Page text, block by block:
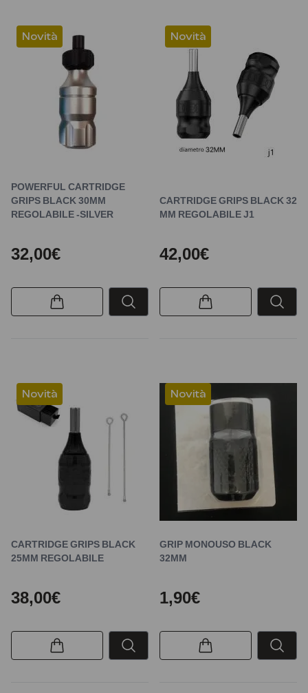
Novità
POWERFUL CARTRIDGE
GRIPS BLACK 30MM
REGOLABILE -SILVER
32,00€
Novità
CARTRIDGE GRIPS BLACK 32
MM REGOLABILE J1
42,00€
Novità
CARTRIDGE GRIPS BLACK
25MM REGOLABILE
38,00€
Novità
GRIP MONOUSO BLACK
32MM
1,90€